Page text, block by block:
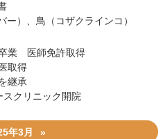
）、鳥（コザクラインコ）
業 医師免許取得
取得
継承
スクリニック開院
年3月 »